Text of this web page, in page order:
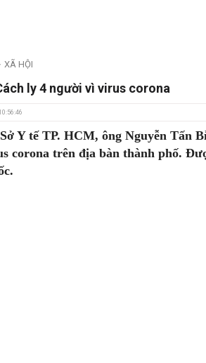
XÃ HỘI
ly 4 người vì virus corona
Y tế TP. HCM, ông Nguyễn Tấn
corona trên địa bàn thành phố.